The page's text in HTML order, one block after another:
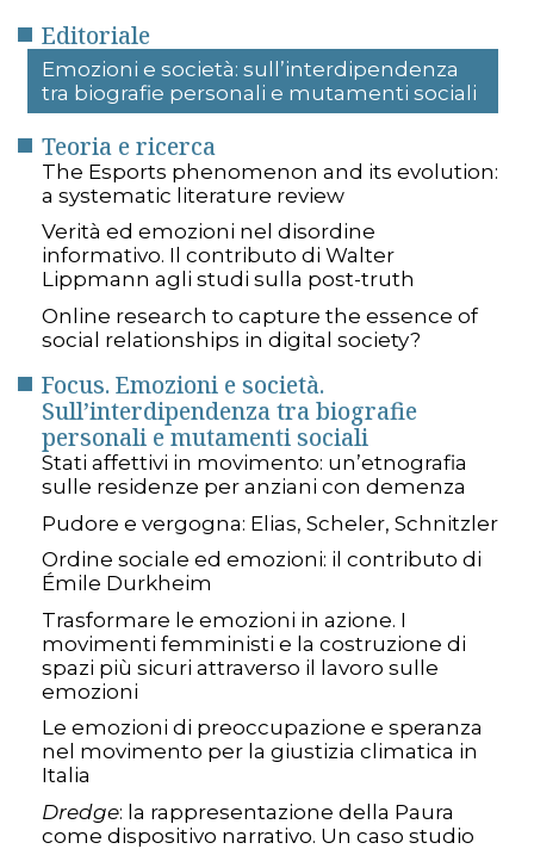
Editoriale
Emozioni e società: sull’interdipendenza
tra biografie personali e mutamenti sociali
Teoria e ricerca
The Esports phenomenon and its evolution:
a systematic literature review
Verità ed emozioni nel disordine
informativo. Il contributo di Walter
Lippmann agli studi sulla post-truth
Online research to capture the essence of
social relationships in digital society?
Focus. Emozioni e società.
Sull’interdipendenza tra biografie
personali e mutamenti sociali
Stati affettivi in movimento: un’etnografia
sulle residenze per anziani con demenza
Pudore e vergogna: Elias, Scheler, Schnitzler
Ordine sociale ed emozioni: il contributo di
Émile Durkheim
Trasformare le emozioni in azione. I
movimenti femministi e la costruzione di
spazi più sicuri attraverso il lavoro sulle
emozioni
Le emozioni di preoccupazione e speranza
nel movimento per la giustizia climatica in
Italia
Dredge: la rappresentazione della Paura
come dispositivo narrativo. Un caso studio